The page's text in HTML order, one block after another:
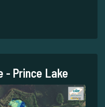
- Prince Lake